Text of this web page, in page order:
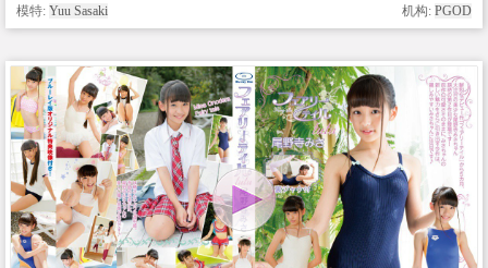
模特: Yuu Sasaki 机构: PGOD